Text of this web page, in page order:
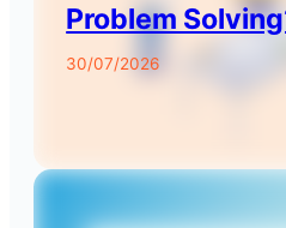
Problem
30/07/2026